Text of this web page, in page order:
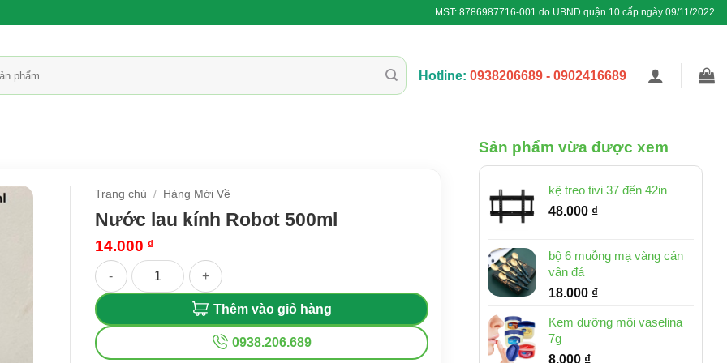
MST: 8786987716-001 do UBND quận 10 cấp ngày 09/11/2022
Hotline: 0938206689 - 0902416689
Sản phẩm vừa được xem
kệ treo tivi 37 đến 42in
48.000 ₫
bộ 6 muỗng mạ vàng cán
vân đá
18.000 ₫
Kem dưỡng môi vaselina
7g
8.000 ₫
Trang chủ / Hàng Mới Về
Nước lau kính Robot 500ml
14.000 ₫
Nước lau kính Robot 500ml số lượng
Thêm vào giỏ hàng
0938.206.689